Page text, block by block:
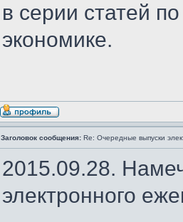
в серии статей
экономике.
Заголовок сообщения: Re: Очередные выпуски
2015.09.28.
электронного